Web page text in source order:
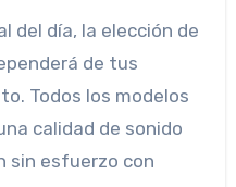
del día, la elección de
de tus
Todos los modelos
calidad de sonido
sin esfuerzo con